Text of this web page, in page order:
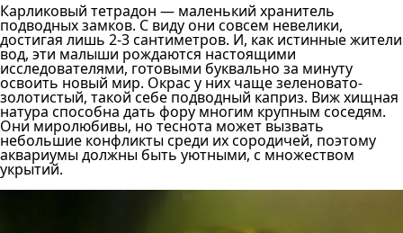
Карликовый тетрадон — маленький хранитель
подводных замков. С виду они совсем невелики,
достигая лишь 2-3 сантиметров. И, как истинные жители
вод, эти малыши рождаются настоящими
исследователями, готовыми буквально за минуту
освоить новый мир. Окрас у них чаще зеленовато-
золотистый, такой себе подводный каприз. Виж хищная
натура способна дать фору многим крупным соседям.
Они миролюбивы, но теснота может вызвать
небольшие конфликты среди их сородичей, поэтому
аквариумы должны быть уютными, с множеством
укрытий.